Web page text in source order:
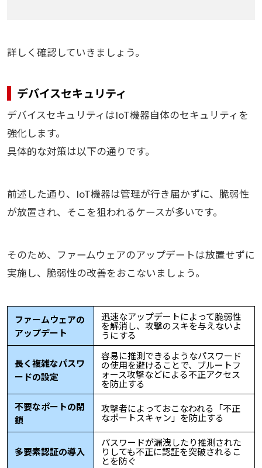
詳しく確認していきましょう。
デバイスセキュリティ
デバイスセキュリティはIoT機器自体のセキュリティを
強化します。
具体的な対策は以下の通りです。
前述した通り、IoT機器は管理が行き届かずに、脆弱性
が放置され、そこを狙われるケースが多いです。
そのため、ファームウェアのアップデートは放置せずに
実施し、脆弱性の改善をおこないましょう。
ファームウェアの
アップデート
迅速なアップデートによって脆弱性
を解消し、攻撃のスキを与えないよ
うにする
長く複雑なパスワ
ードの設定
容易に推測できるようなパスワード
の使用を避けることで、ブルートフ
ォース攻撃などによる不正アクセス
を防止する
不要なポートの閉
鎖
攻撃者によっておこなわれる「不正
なポートスキャン」を防止する
多要素認証の導入
パスワードが漏洩したり推測された
りしても不正に認証を突破されるこ
とを防ぐ